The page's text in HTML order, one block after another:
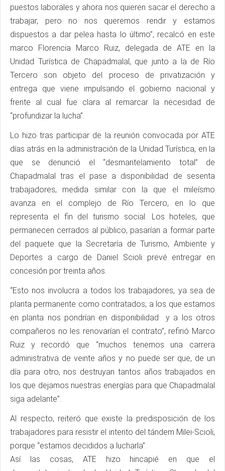
puestos laborales y ahora nos quieren sacar el derecho a
trabajar, pero no nos queremos rendir y estamos
dispuestos a dar pelea hasta lo último”, recalcó en este
marco Florencia Marco Ruiz, delegada de ATE en la
Unidad Turística de Chapadmalal, que junto a la de Río
Tercero son objeto del proceso de privatización y
entrega que viene impulsando el gobierno nacional y
frente al cual fue clara al remarcar la necesidad de
“profundizar la lucha”.
Lo hizo tras participar de la reunión convocada por ATE
días atrás en la administración de la Unidad Turística, en la
que se denunció el “desmantelamiento total” de
Chapadmalal tras el pase a disponibilidad de sesenta
trabajadores, medida similar con la que el mileísmo
avanza en el complejo de Río Tercero, en lo que
representa el fin del turismo social. Los hoteles, que
permanecen cerrados al público, pasarían a formar parte
del paquete que la Secretaría de Turismo, Ambiente y
Deportes a cargo de Daniel Scioli prevé entregar en
concesión por treinta años.
“Esto nos involucra a todos los trabajadores, ya sea de
planta permanente como contratados; a los que estamos
en planta nos pondrían en disponibilidad y a los otros
compañeros no les renovarían el contrato”, refirió Marco
Ruiz y recordó que “muchos tenemos una carrera
administrativa de veinte años y no puede ser que, de un
día para otro, nos destruyan tantos años trabajados en
los que dejamos nuestras energías para que Chapadmalal
siga adelante”.
Al respecto, reiteró que existe la predisposición de los
trabajadores para resistir el intento del tándem Milei-Scioli,
porque “estamos decididos a lucharla”.
Así las cosas, ATE hizo hincapié en que el